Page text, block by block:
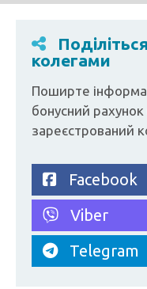
колегами
Поширте
бонусний
зареєстрований
Facebook
Viber
Telegram